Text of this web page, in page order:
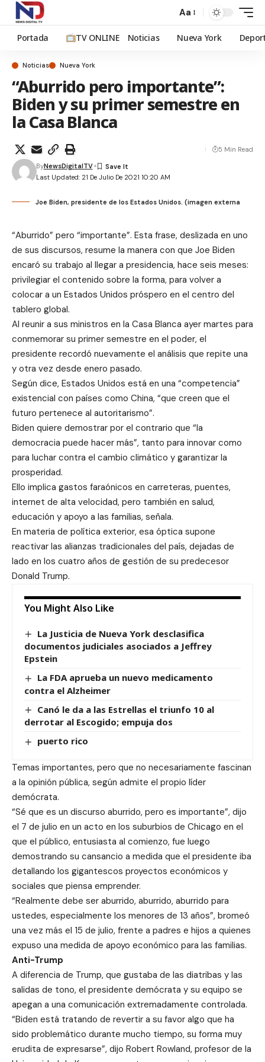
Aa
Portada TV ONLINE Noticias Nueva York
Noticias Nueva York
“Aburrido pero importante”:
Biden y su primer semestre en
la Casa Blanca
Last Updated: 21 De Julio De 2021 10:20 AM
ByNewsDigitalTV
5 Min Read
Joe Biden, presidente de los Estados Unidos. (imagen externa
“Aburrido” pero “importante”. Esta frase, deslizada en uno
de sus discursos, resume la manera con que Joe Biden
encaró su trabajo al llegar a presidencia, hace seis meses:
privilegiar el contenido sobre la forma, para volver a
colocar a un Estados Unidos próspero en el centro del
tablero global.
Al reunir a sus ministros en la Casa Blanca ayer martes para
conmemorar su primer semestre en el poder, el
presidente recordó nuevamente el análisis que repite una
y otra vez desde enero pasado.
Según dice, Estados Unidos está en una “competencia”
existencial con países como China, “que creen que el
futuro pertenece al autoritarismo”.
Biden quiere demostrar por el contrario que “la
democracia puede hacer más”, tanto para innovar como
para luchar contra el cambio climático y garantizar la
prosperidad.
Ello implica gastos faraónicos en carreteras, puentes,
internet de alta velocidad, pero también en salud,
educación y apoyo a las familias, señala.
En materia de política exterior, esa óptica supone
reactivar las alianzas tradicionales del país, dejadas de
lado en los cuatro años de gestión de su predecesor
Donald Trump.
You Might Also Like
La Justicia de Nueva York desclasifica
documentos judiciales asociados a Jeffrey
Epstein
La FDA aprueba un nuevo medicamento
contra el Alzheimer
Canó le da a las Estrellas el triunfo 10 al
derrotar al Escogido; empuja dos
puerto rico
Temas importantes, pero que no necesariamente fascinan
a la opinión pública, según admite el propio líder
demócrata.
“Sé que es un discurso aburrido, pero es importante”, dijo
el 7 de julio en un acto en los suburbios de Chicago en el
que el público, entusiasta al comienzo, fue luego
demostrando su cansancio a medida que el presidente iba
detallando los gigantescos proyectos económicos y
sociales que piensa emprender.
“Realmente debe ser aburrido, aburrido, aburrido para
ustedes, especialmente los menores de 13 años”, bromeó
una vez más el 15 de julio, frente a padres e hijos a quienes
expuso una medida de apoyo económico para las familias.
Anti-Trump
A diferencia de Trump, que gustaba de las diatribas y las
salidas de tono, el presidente demócrata y su equipo se
apegan a una comunicación extremadamente controlada.
“Biden está tratando de revertir a su favor algo que ha
sido problemático durante mucho tiempo, su forma muy
erudita de expresarse”, dijo Robert Rowland, profesor de la